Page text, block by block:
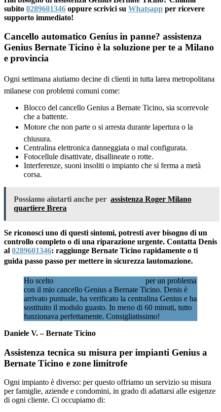
subito 0289601346 oppure scrivici su Whatsapp per ricevere
supporto immediato!
Cancello automatico Genius in panne? assistenza
Genius Bernate Ticino è la soluzione per te a Milano
e provincia
Ogni settimana aiutiamo decine di clienti in tutta larea metropolitana
milanese con problemi comuni come:
Blocco del cancello Genius a Bernate Ticino, sia scorrevole
che a battente.
Motore che non parte o si arresta durante lapertura o la
chiusura.
Centralina elettronica danneggiata o mal configurata.
Fotocellule disattivate, disallineate o rotte.
Interferenze, suoni insoliti o impianto che si ferma a metà
corsa.
Possiamo aiutarti anche per assistenza Roger Milano
quartiere Brera
Se riconosci uno di questi sintomi, potresti aver bisogno di un
controllo completo o di una riparazione urgente. Contatta Denis
al 0289601346: raggiunge Bernate Ticino rapidamente o ti
guida passo passo per mettere in sicurezza lautomazione.
Ho scelto
per un problema
con il mio cancello Genius a Bernate Ticino. Denis è
arrivato puntuale, ha verificato la centralina Genius e ha
sostituito il modulo guasto. In meno di 60 minuti, tutto
funzionava perfettamente. Consigliatissimo!
Daniele V. – Bernate Ticino
Assistenza tecnica su misura per impianti Genius a
Bernate Ticino e zone limitrofe
Ogni impianto è diverso: per questo offriamo un servizio su misura
per famiglie, aziende e condomini, in grado di adattarsi alle esigenze
di ogni cliente. Ci occupiamo di: